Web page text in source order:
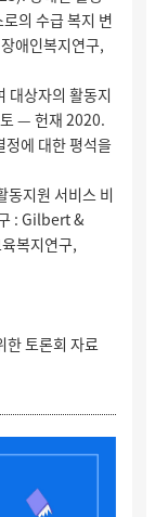
의 수급 복지 변
애인복지연구,
대상자의 활동지
토 — 헌재 2020.
에 대한 평석을
지원 서비스 비
: Gilbert &
복지연구,
한 토론회 자료